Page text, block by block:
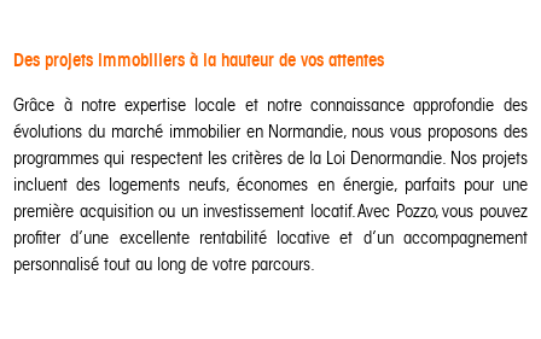
Des projets immobiliers à la hauteur de vos attentes
Grâce à notre expertise locale et notre connaissance approfondie des
évolutions du marché immobilier en Normandie, nous vous proposons des
programmes qui respectent les critères de la Loi Denormandie. Nos projets
incluent des logements neufs, économes en énergie, parfaits pour une
première acquisition ou un investissement locatif. Avec Pozzo, vous pouvez
profiter d’une excellente rentabilité locative et d’un accompagnement
personnalisé tout au long de votre parcours.